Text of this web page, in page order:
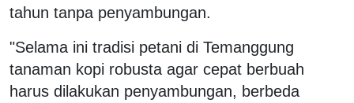
tahun tanpa penyambungan.
"Selama ini tradisi petani di Temanggung
tanaman kopi robusta agar cepat berbuah
harus dilakukan penyambungan, berbeda